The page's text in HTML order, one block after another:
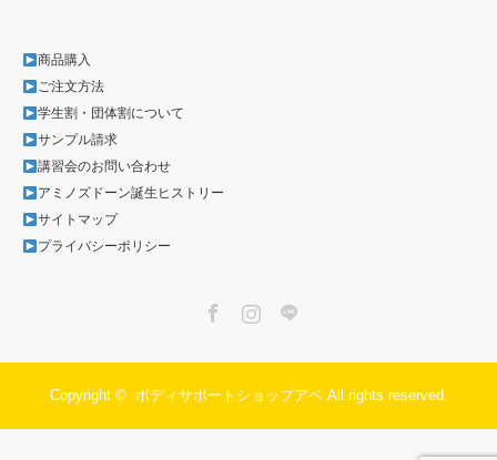
商品購入
ご注文方法
学生割・団体割について
サンプル請求
講習会のお問い合わせ
アミノズドーン誕生ヒストリー
サイトマップ
プライバシーポリシー
Copyright © ボディサポートショップアベAll rights reserved.